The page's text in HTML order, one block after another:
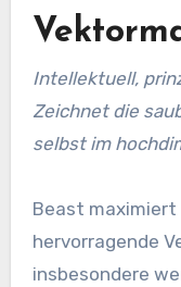
Intellektuell,
Zeichnet die
selbst im
Beast maximiert
hervorragende
insbesondere